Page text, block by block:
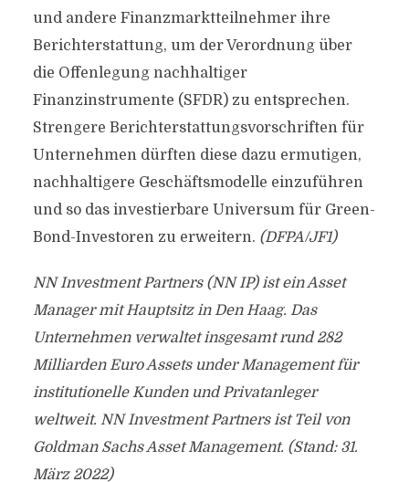
und andere Finanzmarktteilnehmer ihre
Berichterstattung, um der Verordnung über
die Offenlegung nachhaltiger
Finanzinstrumente (SFDR) zu entsprechen.
Strengere Berichterstattungsvorschriften für
Unternehmen dürften diese dazu ermutigen,
nachhaltigere Geschäftsmodelle einzuführen
und so das investierbare Universum für Green-
Bond-Investoren zu erweitern. (DFPA/JF1)
NN Investment Partners (NN IP) ist ein Asset
Manager mit Hauptsitz in Den Haag. Das
Unternehmen verwaltet insgesamt rund 282
Milliarden Euro Assets under Management für
institutionelle Kunden und Privatanleger
weltweit. NN Investment Partners ist Teil von
Goldman Sachs Asset Management. (Stand: 31.
März 2022)